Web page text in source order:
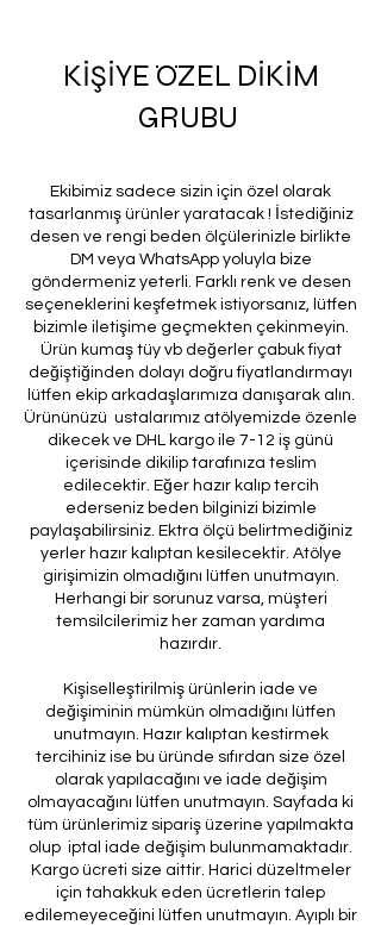
KİŞİYE ÖZEL DİKİM
GRUBU
Ekibimiz sadece sizin için özel olarak
tasarlanmış ürünler yaratacak ! İstediğiniz
desen ve rengi beden ölçülerinizle birlikte
DM veya WhatsApp yoluyla bize
göndermeniz yeterli. Farklı renk ve desen
seçeneklerini keşfetmek istiyorsanız, lütfen
bizimle iletişime geçmekten çekinmeyin.
Ürün kumaş tüy vb değerler çabuk fiyat
değiştiğinden dolayı doğru fiyatlandırmayı
lütfen ekip arkadaşlarımıza danışarak alın.
Ürününüzü ustalarımız atölyemizde özenle
dikecek ve DHL kargo ile 7-12 iş günü
içerisinde dikilip tarafınıza teslim
edilecektir. Eğer hazır kalıp tercih
ederseniz beden bilginizi bizimle
paylaşabilirsiniz. Ektra ölçü belirtmediğiniz
yerler hazır kalıptan kesilecektir. Atölye
girişimizin olmadığını lütfen unutmayın.
Herhangi bir sorunuz varsa, müşteri
temsilcilerimiz her zaman yardıma
hazırdır.
Kişiselleştirilmiş ürünlerin iade ve
değişiminin mümkün olmadığını lütfen
unutmayın. Hazır kalıptan kestirmek
tercihiniz ise bu üründe sıfırdan size özel
olarak yapılacağını ve iade değişim
olmayacağını lütfen unutmayın. Sayfada ki
tüm ürünlerimiz sipariş üzerine yapılmakta
olup iptal iade değişim bulunmamaktadır.
Kargo ücreti size aittir. Harici düzeltmeler
için tahakkuk eden ücretlerin talep
edilemeyeceğini lütfen unutmayın. Ayıplı bir